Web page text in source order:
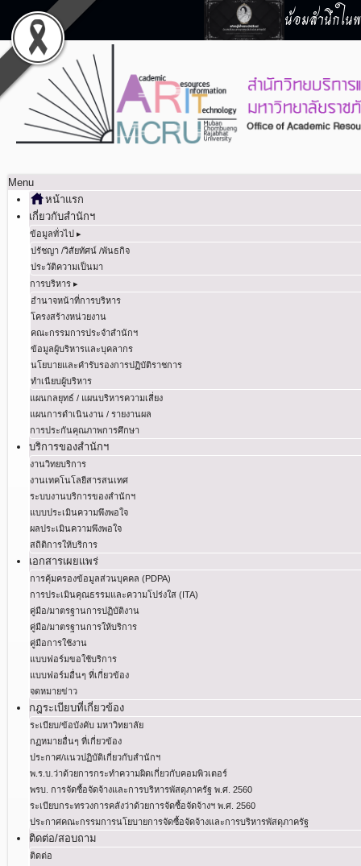
น้อมสำนึกใน
Menu
หน้าแรก
เกี่ยวกับสำนักฯ
ข้อมูลทั่วไป ▸
ปรัชญา /วิสัยทัศน์ /พันธกิจ
ประวัติความเป็นมา
การบริหาร ▸
อำนาจหน้าที่การบริหาร
โครงสร้างหน่วยงาน
คณะกรรมการประจำสำนักฯ
ข้อมูลผู้บริหารและบุคลากร
นโยบายและคำรับรองการปฏิบัติราชการ
ทำเนียบผู้บริหาร
แผนกลยุทธ์ / แผนบริหารความเสี่ยง
แผนการดำเนินงาน / รายงานผล
การประกันคุณภาพการศึกษา
บริการของสำนักฯ
งานวิทยบริการ
งานเทคโนโลยีสารสนเทศ
ระบบงานบริการของสำนักฯ
แบบประเมินความพึงพอใจ
ผลประเมินความพึงพอใจ
สถิติการให้บริการ
เอกสารเผยแพร่
การคุ้มครองข้อมูลส่วนบุคคล (PDPA)
การประเมินคุณธรรมและความโปร่งใส (ITA)
คู่มือ/มาตรฐานการปฏิบัติงาน
คู่มือ/มาตรฐานการให้บริการ
คู่มือการใช้งาน
แบบฟอร์มขอใช้บริการ
แบบฟอร์มอื่นๆ ที่เกี่ยวข้อง
จดหมายข่าว
กฎระเบียบที่เกี่ยวข้อง
ระเบียบ/ข้อบังคับ มหาวิทยาลัย
กฏหมายอื่นๆ ที่เกี่ยวข้อง
ประกาศ/แนวปฏิบัติเกี่ยวกับสำนักฯ
พ.ร.บ.ว่าด้วยการกระทําความผิดเกี่ยวกับคอมพิวเตอร์
พรบ. การจัดซื้อจัดจ้างและการบริหารพัสดุภาครัฐ พ.ศ. 2560
ระเบียบกระทรวงการคลังว่าด้วยการจัดซื้อจัดจ้างฯ พ.ศ. 2560
ประกาศคณะกรรมการนโยบายการจัดซื้อจัดจ้างและการบริหารพัสดุภาครัฐ
ติดต่อ/สอบถาม
ติดต่อ